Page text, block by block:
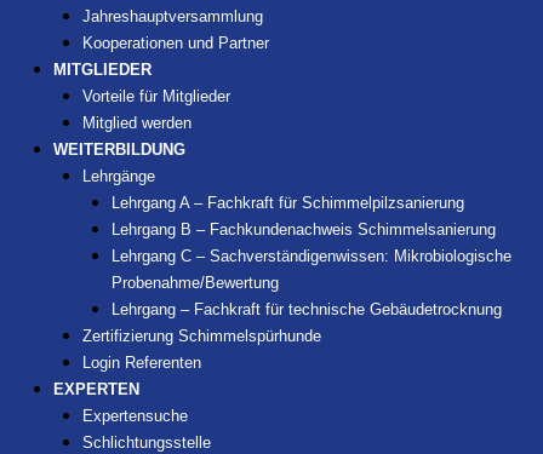
Jahreshauptversammlung
Kooperationen und Partner
MITGLIEDER
Vorteile für Mitglieder
Mitglied werden
WEITERBILDUNG
Lehrgänge
Lehrgang A – Fachkraft für Schimmelpilzsanierung
Lehrgang B – Fachkundenachweis Schimmelsanierung
Lehrgang C – Sachverständigenwissen: Mikrobiologische
Probenahme/Bewertung
Lehrgang – Fachkraft für technische Gebäudetrocknung
Zertifizierung Schimmelspürhunde
Login Referenten
EXPERTEN
Expertensuche
Schlichtungsstelle